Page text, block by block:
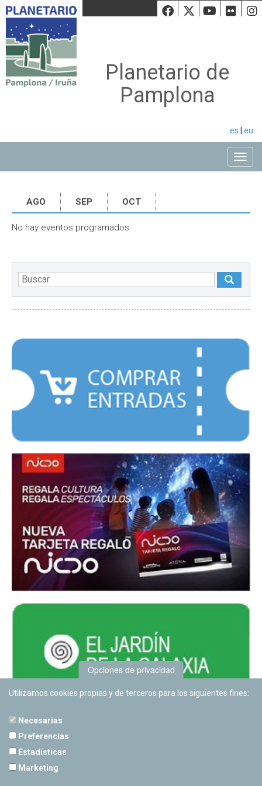
Facebook
Twiiter
Planetario de
Pamplona
es eu
AGO SEP OCT
No hay eventos programados.
Opciones de privacidad
Utilizamos cookies propias y de terceros para los siguientes fines:
Necesarias
Preferencias
Estadísticas
Marketing